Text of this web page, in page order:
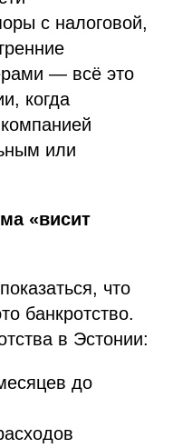
с налоговой,
— всё это
когда
или
«висит
что
банкротство.
в Эстонии:
до